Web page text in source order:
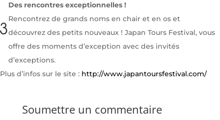
3
Des rencontres exceptionnelles !
Rencontrez de grands noms en chair et en os et
découvrez des petits nouveaux ! Japan Tours Festival, vous
offre des moments d’exception avec des invités
d’exceptions.
Plus d’infos sur le site : http://www.japantoursfestival.com/
Soumettre un commentaire